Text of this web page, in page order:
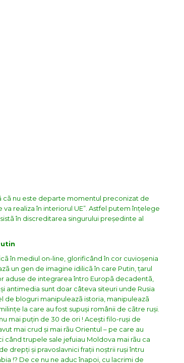
cã nu este departe momentul preconizat de
realiza în interiorul UE”. Astfel putem înțelege
în discreditarea singurului președinte al
în mediul on-line, glorificând în cor cuvioșenia
un gen de imagine idilicã în care Putin, țarul
aduse de integrarea întro Europã decadentã,
antimedia sunt doar câteva siteuri unde Rusia
de bloguri manipuleazã istoria, manipuleazã
la care au fost supuși românii de cãtre ruși.
mai puțin de 30 de ori ! Acești filo-ruși de
mai crud și mai rãu Orientul – pe care au
când trupele sale jefuiau Moldova mai rãu ca
drepți și pravoslavnici frații noștrii ruși întru
!? De ce nu ne aduc înapoi, cu lacrimi de